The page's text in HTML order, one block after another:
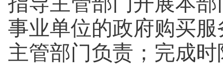
事业单位的政府购买
主管部门负责；完成时